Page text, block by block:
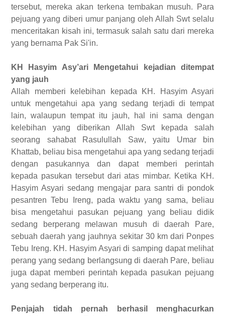
tersebut, merekaakanterkena tembakan musuh.
Para
pejuang yang diberi umur panjang oleh Allah Swt selalu
menceritakan kisah ini, termasuk salah satu dari mereka
yang bernama Pak Si'in.
KH Hasyim Asy’ari
Mengetahui kejadian ditempat
yang jauh
Allah memberi ke lebihan kepada KH. Hasyim Asyari
untuk mengetahui apa yang sedang terjadi di tempat
lain, walaupun tempat itu jauh, hal ini sama dengan
ke lebihan yang diberikan Allah Swt
kepada salah
seorang sahabat
Rasulullah Saw, yaitu Umarbin
Khattab, beliau bisa mengetahui apa yang sedang terjadi
dengan pasukannya dan dapat memberi perintah
kepada pasukan tersebut dari atas mimbar. Ketika KH.
Hasyim Asyari sedang mengajar para santri di pondok
pesantren Tebu Ireng, padawaktu yang sama, beliau
bisa mengetahui pasukan pejuang yang beliau didik
sedang berperang melawan musuh di daerah Pare,
sebuah daerah yang jauhnya sekitar30 km dari Ponpes
Tebu Ireng. KH. Hasyim Asyari di samping dapatmelihat
perang yang sedang berlangsung di daerah Pare, beliau
juga dapat memberi perintah kepada pasukan pejuang
yang sedang berperang itu.
Penjajah tidah pernah berhasil menghacurkan